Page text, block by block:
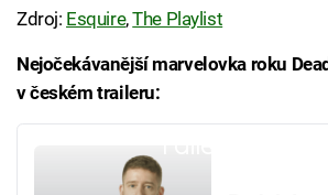
Zdroj: Esquire,The Playlist
Nejočekávanější marvelovka roku
v českém traileru: